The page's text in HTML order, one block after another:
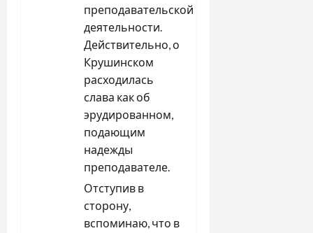
преподавательской
деятельности.
Действительно, о
Крушинском
расходилась
слава как об
эрудированном,
подающим
надежды
преподавателе.
Отступив в
сторону,
вспоминаю, что в